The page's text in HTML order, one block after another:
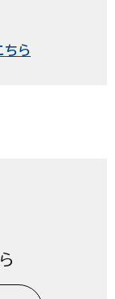
ちら